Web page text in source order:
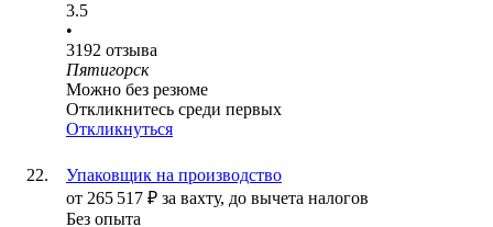
3.5
•
3192 отзыва
Пятигорск
Можно без резюме
Откликнитесь среди первых
Откликнуться
Упаковщик на производство
от 265 517 ₽ за вахту, до вычета налогов
Без опыта